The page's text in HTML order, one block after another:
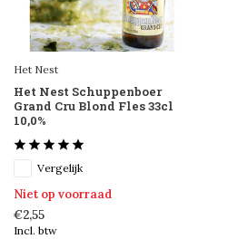
Het Nest
Het Nest Schuppenboer
Grand Cru Blond Fles 33cl
10,0%
Vergelijk
Niet op voorraad
€2,55
Incl. btw